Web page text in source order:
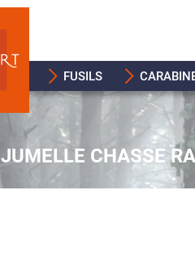
FUSILS
JUMELLE CHASSE